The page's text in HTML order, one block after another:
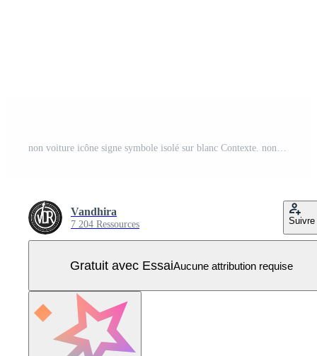
non voiture icône signe symbole isolé sur blanc Contexte. non Véhicules permis icône Vecteur Pro
Vandhira
7 204 Ressources Suivre
Gratuit avec EssaiAucune attribution requise